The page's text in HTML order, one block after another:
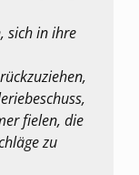
sich in ihre
fielen, die
zu